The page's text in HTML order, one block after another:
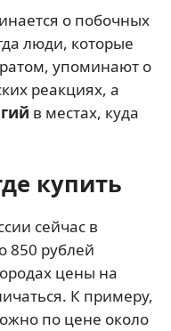
о побочных
люди, которые
упоминают о
реакциях, а
в местах, куда
купить
сейчас в
850 рублей
цены на
К примеру,
по цене около